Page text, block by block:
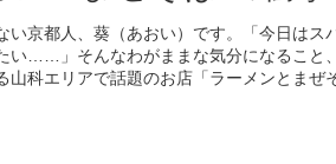
い京都人、葵（あおい）です。「今日はス
い……」そんなわがままな気分になること
山科エリアで話題のお店「ラーメンとまぜ